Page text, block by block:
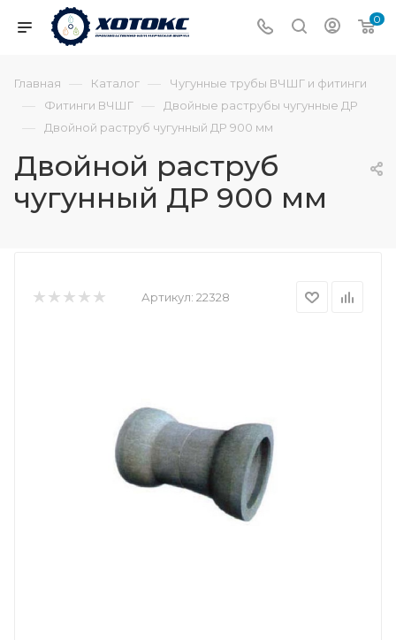
0
Главная — Каталог — Чугунные трубы ВЧШГ и фитинги
— Фитинги ВЧШГ — Двойные раструбы чугунные ДР
— Двойной раструб чугунный ДР 900 мм
Двойной раструб
чугунный ДР 900 мм
Артикул: 22328